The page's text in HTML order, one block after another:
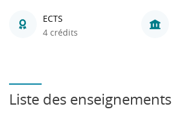
ECTS
4 crédits
Liste des enseignements